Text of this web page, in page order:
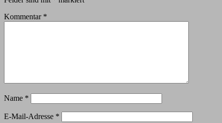
Kommentar *
Name *
E-Mail-Adresse *